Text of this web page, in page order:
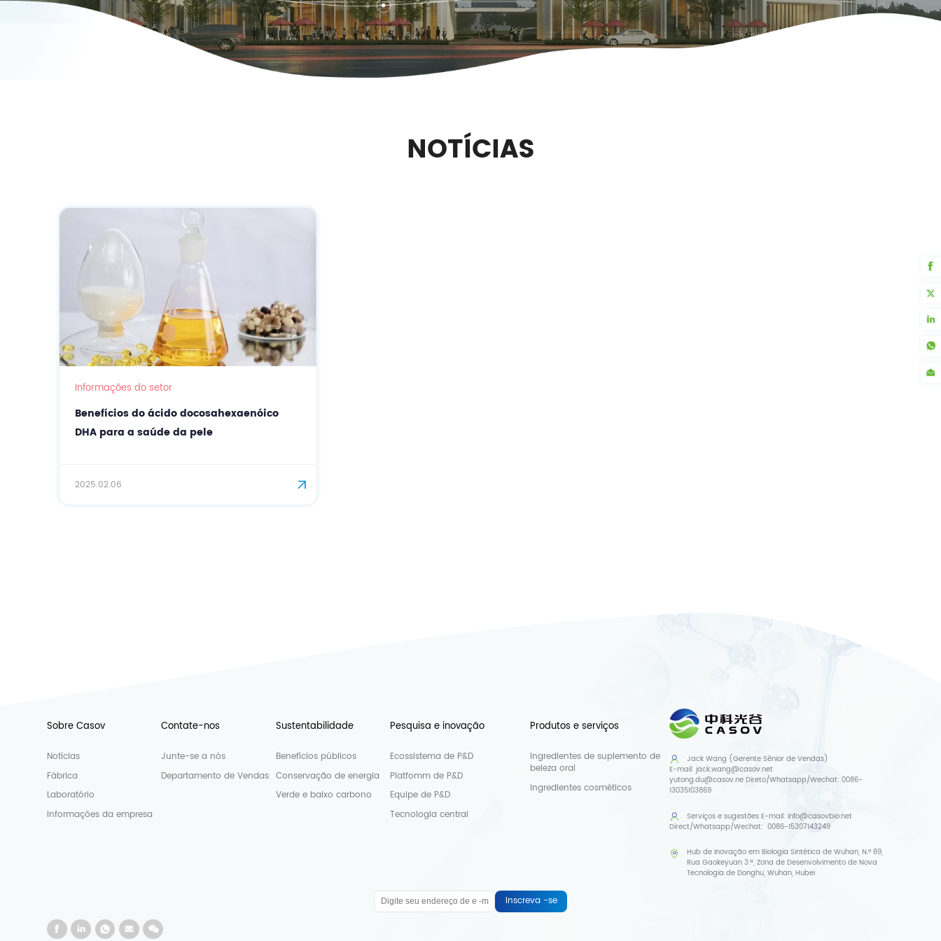
NOTÍCIAS
Informações do setor
Benefícios do ácido docosahexaenóico
DHA para a saúde da pele
2025.02.06
Sobre Casov
Notícias
Fábrica
Laboratório
Informações da empresa
Contate-nos
Junte-se a nós
Departamento de Vendas
Sustentabilidade
Benefícios públicos
Conservação de energia
Verde e baixo carbono
Pesquisa e inovação
Ecossistema de P&D
Platfomm de P&D
Equipe de P&D
Tecnologia central
Produtos e serviços
Ingredientes de suplemento de
beleza oral
Ingredientes cosméticos
Jack Wang (Gerente Sênior de Vendas)
E-mail:jack.wang@casov.net
yutong.du@casov.ne Direto/Whatsapp/Wechat:0086-
13035103869
Serviços e sugestõesE-mail:info@casovbio.net
Direct/Whatsapp/Wechat:0086-15307143249
Hub de Inovação em Biologia Sintética de Wuhan, N.º 89,
Rua Gaokeyuan 3.ª, Zona de Desenvolvimento de Nova
Tecnologia de Donghu, Wuhan, Hubei
Inscreva -se